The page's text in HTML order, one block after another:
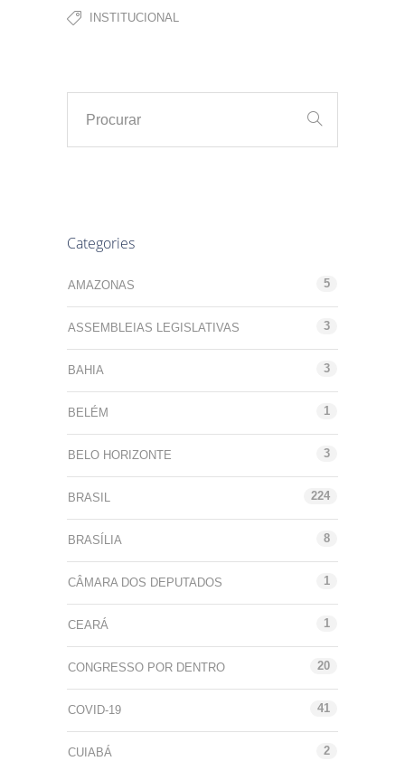
INSTITUCIONAL
Categories
AMAZONAS 5
ASSEMBLEIAS LEGISLATIVAS 3
BAHIA 3
BELÉM 1
BELO HORIZONTE 3
BRASIL 224
BRASÍLIA 8
CÂMARA DOS DEPUTADOS 1
CEARÁ 1
CONGRESSO POR DENTRO 20
COVID-19 41
CUIABÁ 2